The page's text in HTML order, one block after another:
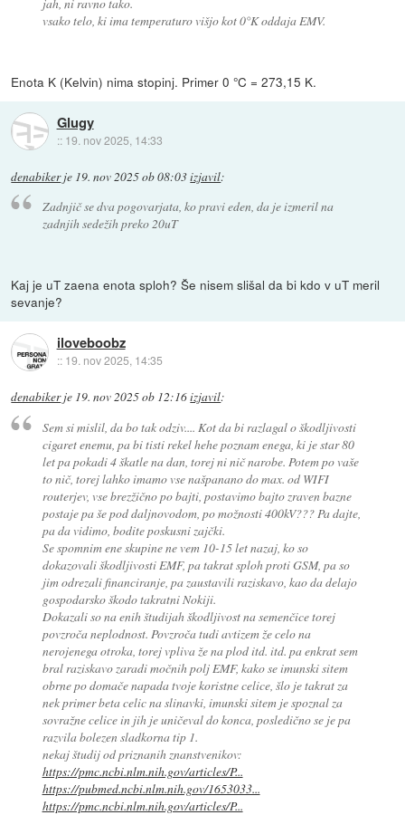
vsako telo, ki ima temperaturo višjo kot 0°K oddaja EMV.
Enota K (Kelvin) nima stopinj. Primer 0 °C = 273,15 K.
Glugy
:: 19. nov 2025, 14:33
denabikerje 19. nov 2025 ob 08:03izjavil:
Zadnjič se dva pogovarjata, ko pravi eden, da je izmeril na
zadnjih sedežih preko 20uT
Kaj je uT zaena enota sploh? Še nisem slišal da bi kdo v uT meril
sevanje?
iloveboobz
:: 19. nov 2025, 14:35
denabikerje 19. nov 2025 ob 12:16izjavil:
Sem si mislil, da bo tak odziv.... Kot da bi razlagal o škodljivosti
cigaret enemu, pa bi tisti rekel hehe poznam enega, ki je star 80
let pa pokadi 4 škatle na dan, torej ni nič narobe. Potem po vaše
to nič, torej lahko imamo vse našpanano do max. od WIFI
routerjev, vse brezžično po bajti, postavimo bajto zraven bazne
postaje pa še pod daljnovodom, po možnosti 400kV??? Pa dajte,
pa da vidimo, bodite poskusni zajčki.
Se spomnim ene skupine ne vem 10-15 let nazaj, ko so
dokazovali škodljivosti EMF, pa takrat sploh proti GSM, pa so
jim odrezali financiranje, pa zaustavili raziskavo, kao da delajo
gospodarsko škodo takratni Nokiji.
Dokazali so na enih študijah škodljivost na semenčice torej
povzroča neplodnost. Povzroča tudi avtizem že celo na
nerojenega otroka, torej vpliva že na plod itd. itd. pa enkrat sem
bral raziskavo zaradi močnih polj EMF, kako se imunski sitem
obrne po domače napada tvoje koristne celice, šlo je takrat za
nek primer beta celic na slinavki, imunski sitem je spoznal za
sovražne celice in jih je uničeval do konca, posledično se je pa
razvila bolezen sladkorna tip 1.
nekaj študij od priznanih znanstvenikov:
https://pmc.ncbi.nlm.nih.gov/articles/P...
https://pubmed.ncbi.nlm.nih.gov/1653033...
https://pmc.ncbi.nlm.nih.gov/articles/P...